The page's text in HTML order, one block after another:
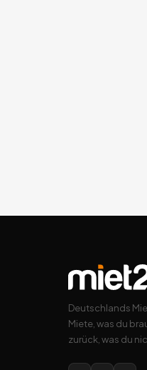
Deutschlands
Miete, was du
zurück, was du